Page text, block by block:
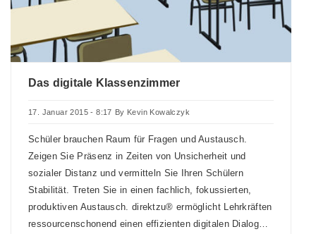
Das digitale Klassenzimmer
17. Januar 2015 - 8:17 By Kevin Kowalczyk
Schüler brauchen Raum für Fragen und Austausch.
Zeigen Sie Präsenz in Zeiten von Unsicherheit und
sozialer Distanz und vermitteln Sie Ihren Schülern
Stabilität. Treten Sie in einen fachlich, fokussierten,
produktiven Austausch. direktzu® ermöglicht Lehrkräften
ressourcenschonend einen effizienten digitalen Dialog…